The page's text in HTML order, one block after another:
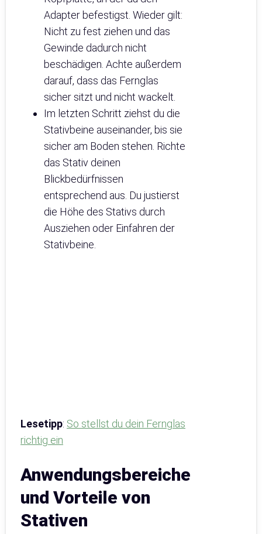
Adapter befestigst. Wieder gilt:
Nicht zu fest ziehen und das
Gewinde dadurch nicht
beschädigen. Achte außerdem
darauf, dass das Fernglas
sicher sitzt und nicht wackelt.
Im letzten Schritt ziehst du die
Stativbeine auseinander, bis sie
sicher am Boden stehen. Richte
das Stativ deinen
Blickbedürfnissen
entsprechend aus. Du justierst
die Höhe des Stativs durch
Ausziehen oder Einfahren der
Stativbeine.
Lesetipp: So stellst du dein Fernglas
richtig ein
Anwendungsbereiche
und Vorteile von
Stativen